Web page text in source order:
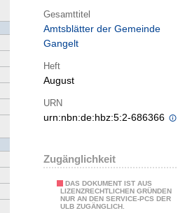
Gesamttitel
Amtsblätter der Gemeinde
Gangelt
Heft
August
URN
urn:nbn:de:hbz:5:2-686366
Zugänglichkeit
DAS DOKUMENT IST AUS
LIZENZRECHTLICHEN GRÜNDEN
NUR AN DEN SERVICE-PCS DER
ULB ZUGÄNGLICH.